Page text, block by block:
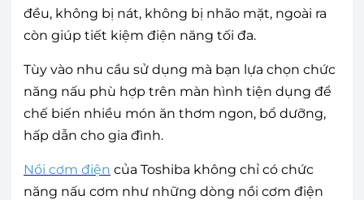
đều, không bị nát, không bị nhão mặt, ngoài ra
còn giúp tiết kiệm điện năng tối đa.
Tùy vào nhu cầu sử dụng mà bạn lựa chọn chức
năng nấu phù hợp trên màn hình tiện dụng để
chế biến nhiều món ăn thơm ngon, bổ dưỡng,
hấp dẫn cho gia đình.
Nồi cơm điện của Toshiba không chỉ có chức
năng nấu cơm như những dòng nồi cơm điện